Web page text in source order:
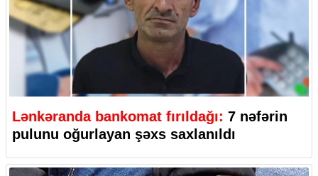
Lənkəranda bankomat fırıldağı: 7 nəfərin
pulunu oğurlayan şəxs saxlanıldı